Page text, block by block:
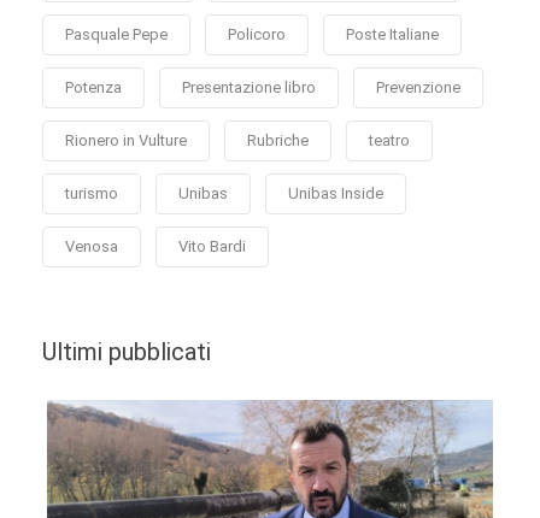
Pasquale Pepe Policoro Poste Italiane
Potenza Presentazione libro Prevenzione
Rionero in Vulture Rubriche teatro
turismo Unibas Unibas Inside
Venosa Vito Bardi
Ultimi pubblicati